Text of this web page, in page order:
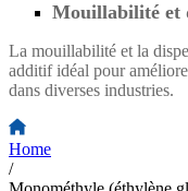
Mouillabilité et
La mouillabilité et la
additif idéal pour
dans diverses industries.
Home
/